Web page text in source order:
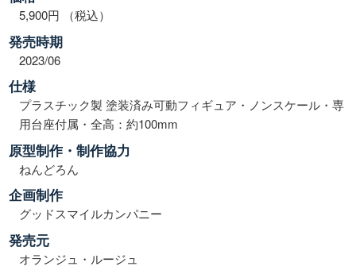
5,900円 （税込）
発売時期
2023/06
仕様
プラスチック製 塗装済み可動フィギュア・ノンスケール・専
用台座付属・全高：約100mm
原型制作・制作協力
ねんどろん
企画制作
グッドスマイルカンパニー
発売元
オランジュ・ルージュ